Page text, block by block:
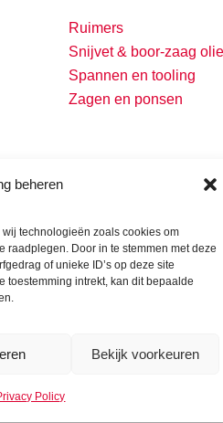
beheren
technologieën zoals cookies om
raadplegen. Door in te stemmen met deze
of unieke ID’s op deze site
toestemming intrekt, kan dit bepaalde
Bekijk voorkeuren
Policy
Ruimers
Snijvet & boor-zaag olie
Spannen en tooling
Zagen en ponsen